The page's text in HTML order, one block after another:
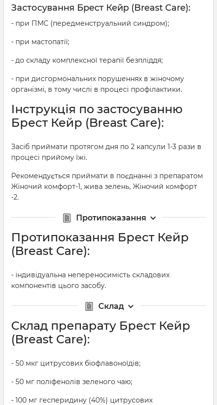
Застосування Брест Кейр (Breast Care):
- при ПМС (передменструальний синдром);
- при мастопатії;
- до складу комплексної терапії безпліддя;
- при дисгормональних порушеннях в жіночому
організмі, в тому числі в процесі профілактики.
Інструкція по застосуванню
Брест Кейр (Breast Care):
Засіб приймати протягом дня по 2 капсули 1-3 рази в
процесі прийому їжі.
Рекомендується приймати в поєднанні з препаратом
Жіночий комфорт-1, жива зелень, Жіночий комфорт
-2.
Протипоказання
Протипоказання Брест Кейр
(Breast Care):
- індивідуальна непереносимість складових
компонентів цього засобу.
Склад
Склад препарату Брест Кейр
(Breast Care):
- 50 мкг цитрусових біофлавоноїдів;
- 50 мг поліфенолів зеленого чаю;
- 100 мг гесперидину (40%) цитрусових